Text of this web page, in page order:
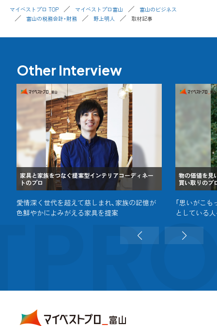
マイベストプロ TOP マイベストプロ富山
富山のビジネス
富山の税務会計・財務
野上明人 取材記事
Other Interview
家具と家族をつなぐ提案型インテリアコーディネー
トのプロ
愛情深く世代を超えて慈しまれ、家族の記憶が
色鮮やかによみがえる家具を提案
物の価値を見
買い取りのプ
「思いがこも
としている